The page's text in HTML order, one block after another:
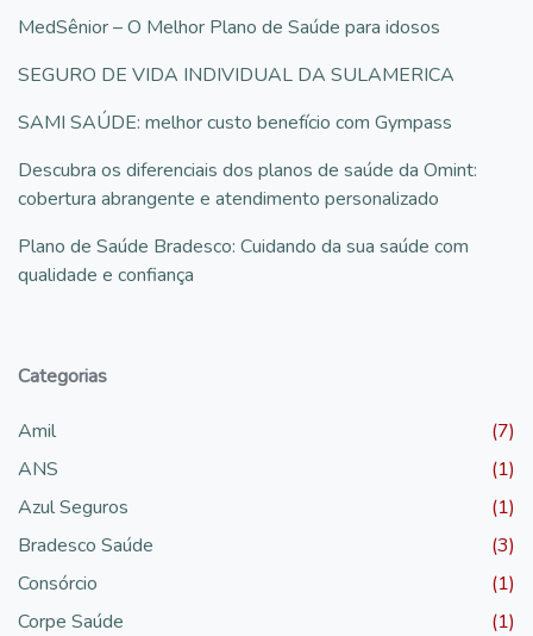
MedSênior – O Melhor Plano de Saúde para idosos
SEGURO DE VIDA INDIVIDUAL DA SULAMERICA
SAMI SAÚDE: melhor custo benefício com Gympass
Descubra os diferenciais dos planos de saúde da Omint:
cobertura abrangente e atendimento personalizado
Plano de Saúde Bradesco: Cuidando da sua saúde com
qualidade e confiança
Categorias
Amil
(7)
ANS
(1)
Azul Seguros
(1)
Bradesco Saúde
(3)
Consórcio
(1)
Corpe Saúde
(1)